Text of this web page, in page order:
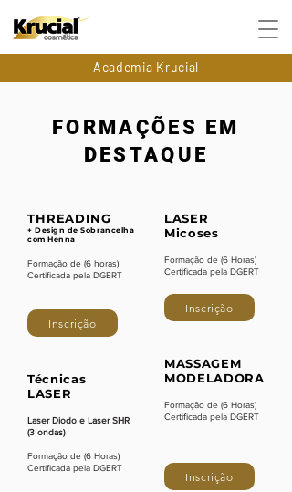
Academia Krucial
FORMAÇÕES EM
DESTAQUE
THREADING
​+ Design de Sobrancelha
com Henna
Formação de (6 horas)
Certificada pela DGERT
Inscrição
Técnicas
LASER
Laser Diodo e Laser SHR
(3 ondas)
Formação de (6 Horas)
Certificada pela DGERT
LASER
Micoses
Formação de (6 Horas)
Certificada pela DGERT
Inscrição
MASSAGEM
MODELADORA
Formação de (6 Horas)
Certificada pela DGERT
Inscrição